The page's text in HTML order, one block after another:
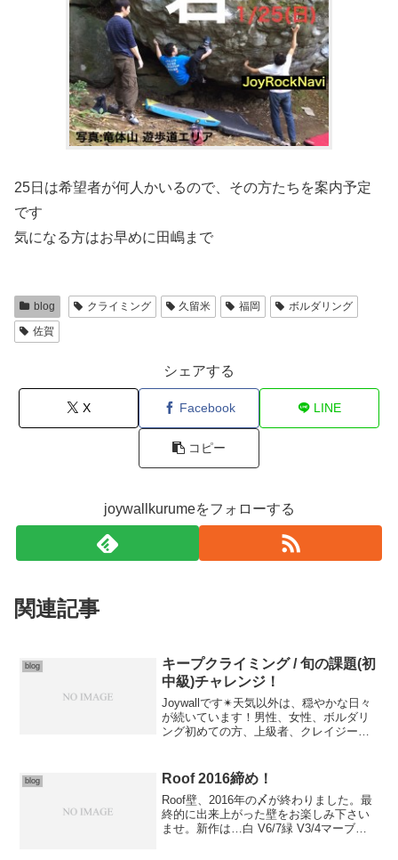
25日は希望者が何人かいるので、その方たちを案内予定
です
気になる方はお早めに田嶋まで
blog クライミング 久留米 福岡
ボルダリング
佐賀
シェアする
X Facebook LINE
コピー
joywallkurumeをフォローする
関連記事
blog
キープクライミング / 旬の課題(初
中級)チャレンジ！
Joywallです✴︎天気以外は、穏やかな日々
が続いています！男性、女性、ボルダリ
ング初めての方、上級者、クレイジーな
いいように思います。もちろんボルダリ
ング初めて...
blog Roof 2016締め！
Roof壁、2016年の〆が終わりました。最
終的に出来上がった壁をお楽しみ下さい
ませ。新作は…白 V6/7緑 V3/4マーブル